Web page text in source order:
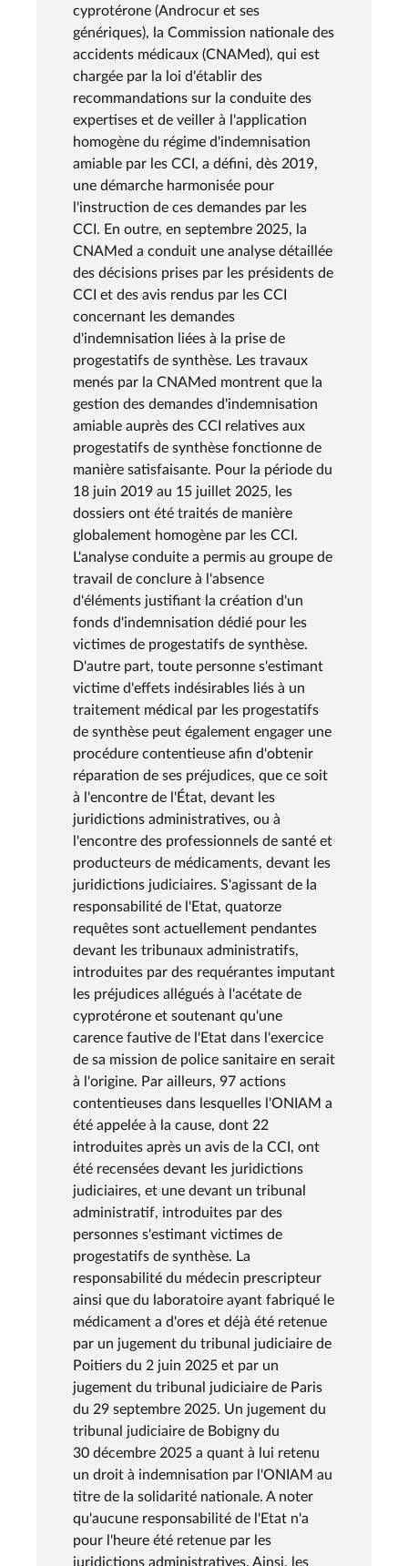
cyprotérone (Androcur et ses
génériques), la Commission nationale des
accidents médicaux (CNAMed), qui est
chargée par la loi d'établir des
recommandations sur la conduite des
expertises et de veiller à l'application
homogène du régime d'indemnisation
amiable par les CCI, a défini, dès 2019,
une démarche harmonisée pour
l'instruction de ces demandes par les
CCI. En outre, en septembre 2025, la
CNAMed a conduit une analyse détaillée
des décisions prises par les présidents de
CCI et des avis rendus par les CCI
concernant les demandes
d'indemnisation liées à la prise de
progestatifs de synthèse. Les travaux
menés par la CNAMed montrent que la
gestion des demandes d'indemnisation
amiable auprès des CCI relatives aux
progestatifs de synthèse fonctionne de
manière satisfaisante. Pour la période du
18 juin 2019 au 15 juillet 2025, les
dossiers ont été traités de manière
globalement homogène par les CCI.
L'analyse conduite a permis au groupe de
travail de conclure à l'absence
d'éléments justifiant la création d'un
fonds d'indemnisation dédié pour les
victimes de progestatifs de synthèse.
D'autre part, toute personne s'estimant
victime d'effets indésirables liés à un
traitement médical par les progestatifs
de synthèse peut également engager une
procédure contentieuse afin d'obtenir
réparation de ses préjudices, que ce soit
à l'encontre de l'État, devant les
juridictions administratives, ou à
l'encontre des professionnels de santé et
producteurs de médicaments, devant les
juridictions judiciaires. S'agissant de la
responsabilité de l'Etat, quatorze
requêtes sont actuellement pendantes
devant les tribunaux administratifs,
introduites par des requérantes imputant
les préjudices allégués à l'acétate de
cyprotérone et soutenant qu'une
carence fautive de l'Etat dans l'exercice
de sa mission de police sanitaire en serait
à l'origine. Par ailleurs, 97 actions
contentieuses dans lesquelles l'ONIAM a
été appelée à la cause, dont 22
introduites après un avis de la CCI, ont
été recensées devant les juridictions
judiciaires, et une devant un tribunal
administratif, introduites par des
personnes s'estimant victimes de
progestatifs de synthèse. La
responsabilité du médecin prescripteur
ainsi que du laboratoire ayant fabriqué le
médicament a d'ores et déjà été retenue
par un jugement du tribunal judiciaire de
Poitiers du 2 juin 2025 et par un
jugement du tribunal judiciaire de Paris
du 29 septembre 2025. Un jugement du
tribunal judiciaire de Bobigny du
30 décembre 2025 a quant à lui retenu
un droit à indemnisation par l'ONIAM au
titre de la solidarité nationale. A noter
qu'aucune responsabilité de l'Etat n'a
pour l'heure été retenue par les
juridictions administratives. Ainsi, les